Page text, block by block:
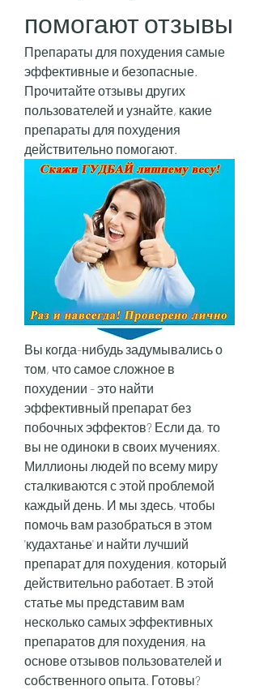
помогают отзывы
Препараты для похудения самые
эффективные и безопасные.
Прочитайте отзывы других
пользователей и узнайте, какие
препараты для похудения
действительно помогают.
Вы когда-нибудь задумывались о
том, что самое сложное в
похудении - это найти
эффективный препарат без
побочных эффектов? Если да, то
вы не одиноки в своих мучениях.
Миллионы людей по всему миру
сталкиваются с этой проблемой
каждый день. И мы здесь, чтобы
помочь вам разобраться в этом
'кудахтанье' и найти лучший
препарат для похудения, который
действительно работает. В этой
статье мы представим вам
несколько самых эффективных
препаратов для похудения, на
основе отзывов пользователей и
собственного опыта. Готовы?